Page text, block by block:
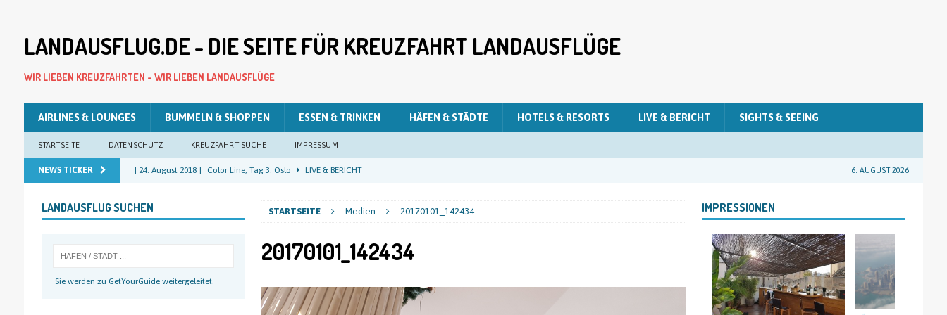
LANDAUSFLUG.DE - DIE SEITE FÜR KREUZFAHRT LANDAUSFLÜGE
WIR LIEBEN KREUZFAHRTEN - WIR LIEBEN LANDAUSFLÜGE
AIRLINES & LOUNGES BUMMELN & SHOPPEN ESSEN & TRINKEN HÄFEN & STÄDTE HOTELS & RESORTS LIVE & BERICHT SIGHTS & SEEING
STARTSEITE DATENSCHUTZ KREUZFAHRT SUCHE IMPRESSUM
NEWS TICKER [ 24. August 2018 ] Color Line, Tag 3: Oslo LIVE & BERICHT
[ 22. August 2018 ] Color Line, Tag 1: Kiel
Costa Pacifica, Tag 12: Kiel LIVE & BERICHT
LIVE & BERICHT
6. AUGUST 2026
STARTSEITE Medien 20170101_142434
20170101_142434
LANDAUSFLUG SUCHEN
Sie werden zu GetYourGuide weitergeleitet.
IMPRESSIONEN